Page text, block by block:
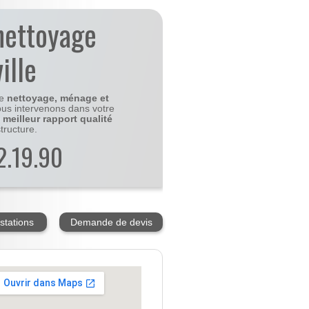
nettoyage, ménage et
intervenons dans votre
meilleur rapport qualité
Demande de devis